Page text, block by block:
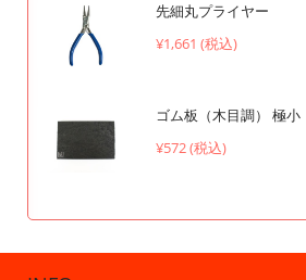
先細丸プライヤー
¥1,661 (税込)
ゴム板（木目調） 極小
¥572 (税込)